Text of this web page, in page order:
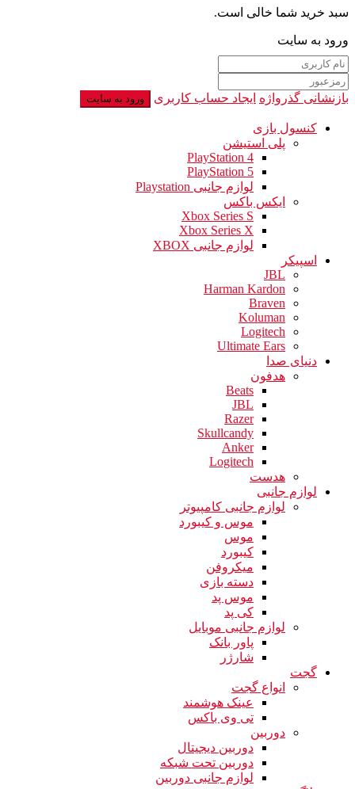
سبد خرید شما خالی است.
ورود به سایت
بازنشانی گذرواژه ایجاد حساب کاربری ورود به سایت
کنسول بازی
پلی استیشن
PlayStation 4
PlayStation 5
لوازم جانبی Playstation
ایکس باکس
Xbox Series S
Xbox Series X
لوازم جانبی XBOX
اسپیکر
JBL
Harman Kardon
Braven
Koluman
Logitech
Ultimate Ears
دنیای صدا
هدفون
Beats
JBL
Razer
Skullcandy
Anker
Logitech
هدست
لوازم جانبی
لوازم جانبی کامپیوتر
موس و کیبورد
موس
کیبورد
میکروفن
دسته بازی
موس پد
کی پد
لوازم جانبی موبایل
پاور بانک
شارژر
گجت
انواع گجت
عینک هوشمند
تی وی باکس
دوربین
دوربین دیجیتال
دوربین تحت شبکه
لوازم جانبی دوربین